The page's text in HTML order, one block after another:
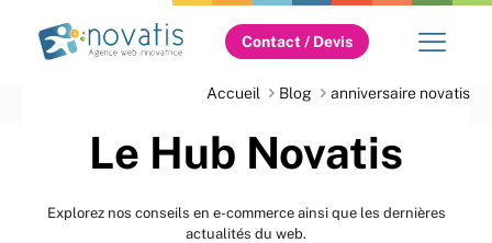
Contact / Devis
Accueil Blog anniversaire novatis
Le Hub Novatis
Explorez nos conseils en e-commerce ainsi que les dernières
actualités du web.